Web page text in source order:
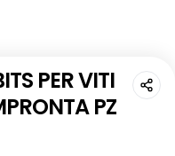
PER VITI
PZ